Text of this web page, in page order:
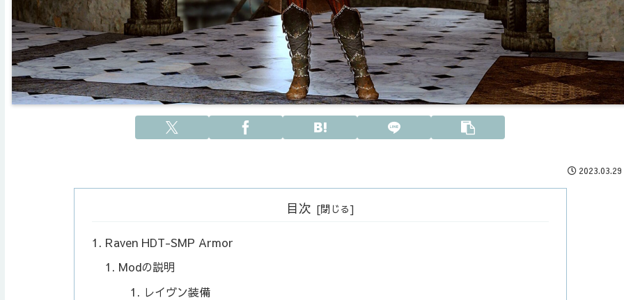
2023.03.29
目次
Raven HDT-SMP Armor
Modの説明
レイヴン装備